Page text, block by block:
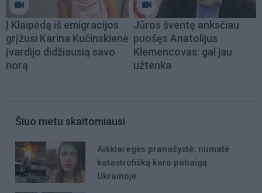
Į Klaipėdą iš emigracijos
grįžusi Karina Kučinskienė
įvardijo didžiausią savo
norą
Jūros šventę anksčiau
puošęs Anatolijus
Klemencovas: gal jau
užtenka
Šiuo metu skaitomiausi
Aiškiaregės pranašystė: numatė
katastrofišką karo pabaigą
Ukrainoje